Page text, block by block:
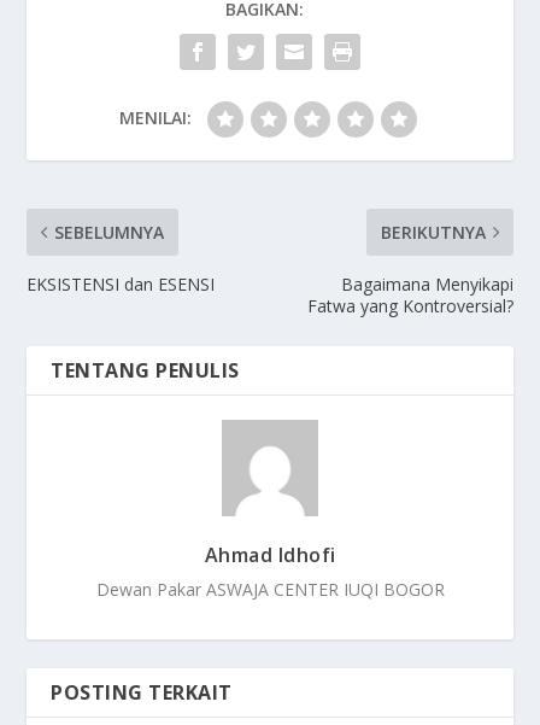
BAGIKAN:
MENILAI:
SEBELUMNYA
EKSISTENSI dan ESENSI
BERIKUTNYA
Bagaimana Menyikapi
Fatwa yang Kontroversial?
TENTANG PENULIS
Ahmad Idhofi
Dewan Pakar ASWAJA CENTER IUQI BOGOR
POSTING TERKAIT